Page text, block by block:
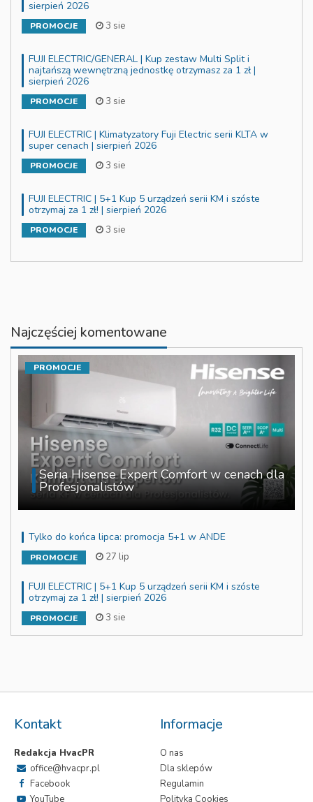
sierpień 2026
PROMOCJE 3 sie
FUJI ELECTRIC/GENERAL | Kup zestaw Multi Split i
najtańszą wewnętrzną jednostkę otrzymasz za 1 zł |
sierpień 2026
PROMOCJE 3 sie
FUJI ELECTRIC | Klimatyzatory Fuji Electric serii KLTA w
super cenach | sierpień 2026
PROMOCJE 3 sie
FUJI ELECTRIC | 5+1 Kup 5 urządzeń serii KM i szóste
otrzymaj za 1 zł! | sierpień 2026
PROMOCJE 3 sie
Najczęściej komentowane
Seria Hisense Expert Comfort w cenach dla
Profesjonalistów
PROMOCJE
Tylko do końca lipca: promocja 5+1 w ANDE
PROMOCJE 27 lip
FUJI ELECTRIC | 5+1 Kup 5 urządzeń serii KM i szóste
otrzymaj za 1 zł! | sierpień 2026
PROMOCJE 3 sie
Kontakt
Redakcja HvacPR
office@hvacpr.pl
Facebook
YouTube
Informacje
O nas
Dla sklepów
Regulamin
Polityka Cookies